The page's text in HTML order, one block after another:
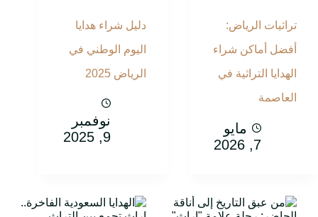
تراثيات الرياض:
أفضل أماكن شراء
الهدايا التراثية في
العاصمة
مايو
7, 2026
دليل شراء هدايا
اليوم الوطني في
الرياض 2025
نوفمبر
9, 2025